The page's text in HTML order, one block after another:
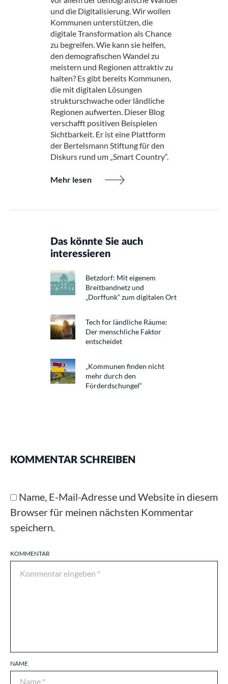
und die Digitalisierung. Wir wollen
Kommunen unterstützen, die
digitale Transformation als Chance
zu begreifen. Wie kann sie helfen,
den demografischen Wandel zu
meistern und Regionen attraktiv zu
halten? Es gibt bereits Kommunen,
die mit digitalen Lösungen
strukturschwache oder ländliche
Regionen aufwerten. Dieser Blog
verschafft positiven Beispielen
Sichtbarkeit. Er ist eine Plattform
der Bertelsmann Stiftung für den
Diskurs rund um „Smart Country“.
Mehr lesen
Das könnte Sie auch
interessieren
Betzdorf: Mit eigenem
Breitbandnetz und
„Dorffunk“ zum digitalen Ort
Tech for ländliche Räume:
Der menschliche Faktor
entscheidet
„Kommunen finden nicht
mehr durch den
Förderdschungel“
KOMMENTAR SCHREIBEN
KOMMENTAR
NAME
Name, E-Mail-Adresse und Website in diesem
Browser für meinen nächsten Kommentar
speichern.